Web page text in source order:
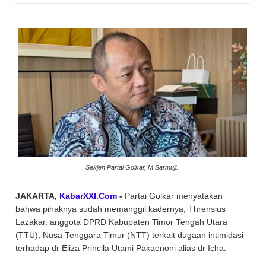
Sekjen Partai Golkar, M Sarmuji.
JAKARTA, KabarXXI.Com - Partai Golkar menyatakan
bahwa pihaknya sudah memanggil kadernya, Thrensius
Lazakar, anggota DPRD Kabupaten Timor Tengah Utara
(TTU), Nusa Tenggara Timur (NTT) terkait dugaan intimidasi
terhadap dr Eliza Princila Utami Pakaenoni alias dr Icha.